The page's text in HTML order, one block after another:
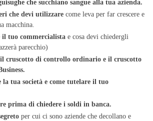
che succhiano sangue alla tua azienda.
che devi utilizzare come leva per far crescere e
macchina.
il tuo commercialista e cosa devi chiedergli
parecchio)
cruscotto di controllo ordinario e il cruscotto
la tua società e come tutelare il tuo
prima di chiedere i soldi in banca.
per cui ci sono aziende che decollano e